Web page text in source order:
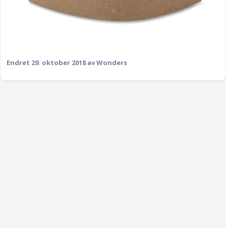
Endret 29. oktober 2018av Wonders